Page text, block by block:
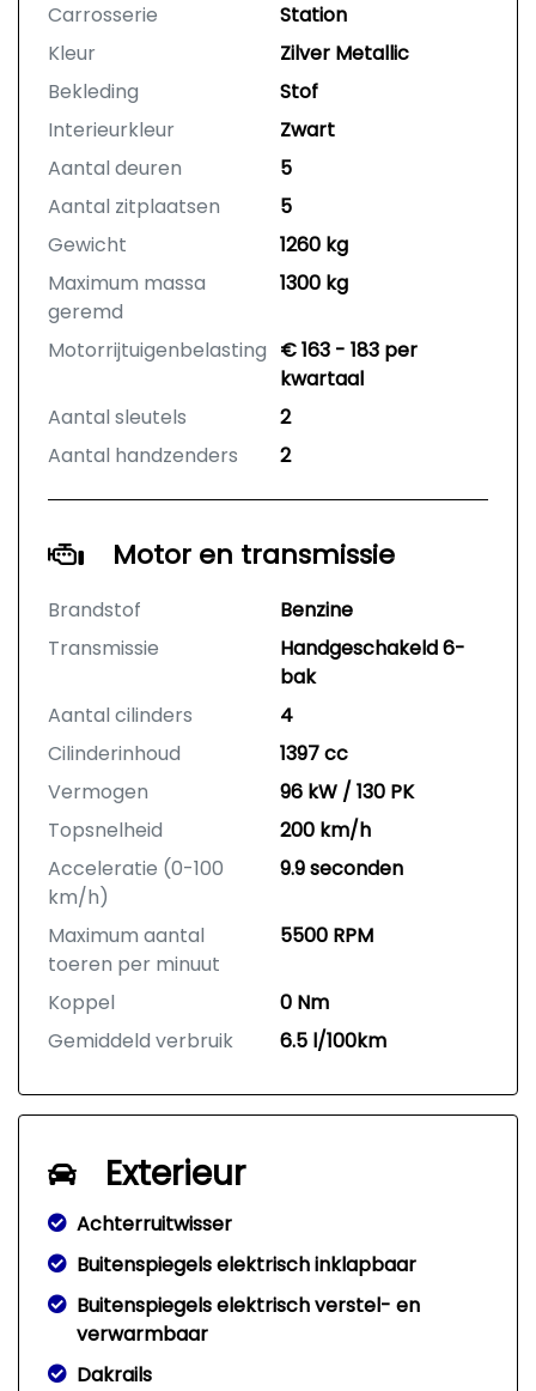
Carrosserie
Station
Kleur
Zilver Metallic
Bekleding
Stof
Interieurkleur
Zwart
Aantal deuren
5
Aantal zitplaatsen
5
Gewicht
1260 kg
Maximum massa
geremd
1300 kg
Motorrijtuigenbelasting € 163 - 183 per
kwartaal
Aantal sleutels
2
Aantal handzenders
2
Motor en transmissie
Brandstof
Benzine
Transmissie
Handgeschakeld 6-
bak
Aantal cilinders
4
Cilinderinhoud
1397 cc
Vermogen
96 kW / 130 PK
Topsnelheid
200 km/h
Acceleratie (0-100
km/h)
9.9 seconden
Maximum aantal
toeren per minuut
5500 RPM
Koppel
0 Nm
Gemiddeld verbruik
6.5 l/100km
Exterieur
Achterruitwisser
Buitenspiegels elektrisch inklapbaar
Buitenspiegels elektrisch verstel- en
verwarmbaar
Dakrails